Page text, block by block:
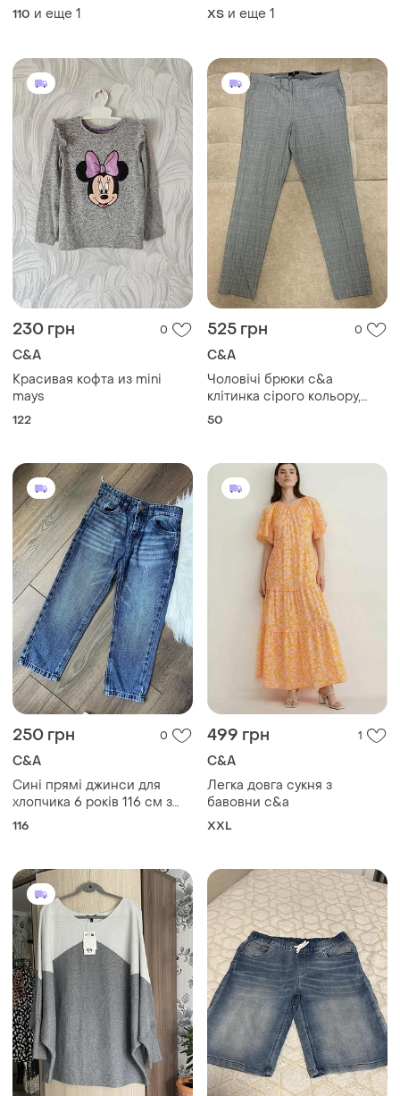
110 и еще 1 ХS и еще 1
230 грн 0
C&A
Красивая кофта из mini
mays
122
525 грн 0
C&A
Чоловічі брюки c&a
клітинка сірого кольору,
літо розмір 50
50
250 грн 0
C&A
Сині прямі джинси для
хлопчика 6 років 116 см з
резинкою утяжками до
116
499 грн 1
C&A
Легка довга сукня з
бавовни c&a
XXL